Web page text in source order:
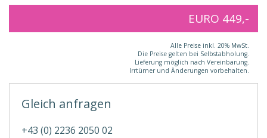
EURO 449,-
Alle Preise inkl. 20% MwSt.
Die Preise gelten bei Selbstabholung.
Lieferung möglich nach Vereinbarung.
Irrtümer und Änderungen vorbehalten.
Gleich anfragen
+43 (0) 2236 2050 02